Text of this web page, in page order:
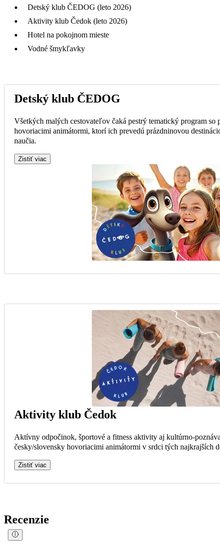
Detský klub ČEDOG (leto 2026)
Aktivity klub Čedok (leto 2026)
Hotel na pokojnom mieste
Vodné šmykľavky
Detský klub ČEDOG
Všetkých malých cestovateľov čaká pestrý tematický program so
hovoriacimi animátormi, ktorí ich prevedú prázdninovou
naučia.
Zistiť viac
Aktivity klub Čedok
Aktívny odpočinok, športové a fitness aktivity aj kultúrno-
česky/slovensky hovoriacimi animátormi v srdci tých najkrajších
Zistiť viac
Recenzie